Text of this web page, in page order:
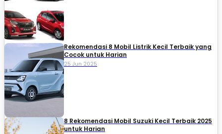
Rekomendasi 8 Mobil Listrik Kecil Terbaik yang
Cocok untuk Harian
25 Jun 2025
8 Rekomendasi Mobil Suzuki Kecil Terbaik 2025
untuk Harian